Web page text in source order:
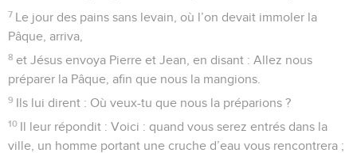
7 Le jour des pains sans levain, où l’on devait immoler la
Pâque, arriva,
8 et Jésus envoya Pierre et Jean, en disant : Allez nous
préparer la Pâque, afin que nous la mangions.
9 Ils lui dirent : Où veux-tu que nous la préparions ?
10 Il leur répondit : Voici : quand vous serez entrés dans la
ville, un homme portant une cruche d’eau vous rencontrera ;